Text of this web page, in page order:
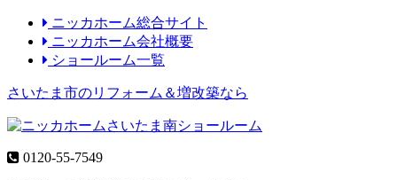
ニッカホーム総合サイト
ニッカホーム会社概要
ショールーム一覧
さいたま市のリフォーム＆増改築なら
0120-55-7549